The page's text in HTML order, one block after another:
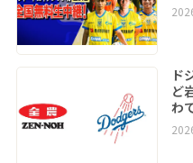
ド
ど
わ